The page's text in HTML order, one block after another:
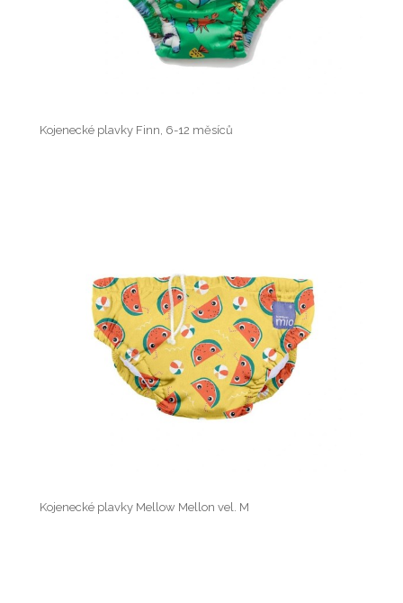
Kojenecké plavky Finn, 6-12 měsíců
Kojenecké plavky Mellow Mellon vel. M